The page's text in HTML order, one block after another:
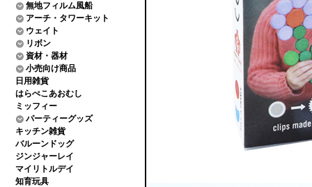
無地フィルム風船
アーチ・タワーキット
ウェイト
リボン
資材・器材
小売向け商品
日用雑貨
はらぺこあおむし
ミッフィー
パーティーグッズ
キッチン雑貨
バルーンドッグ
ジンジャーレイ
マイリトルデイ
知育玩具